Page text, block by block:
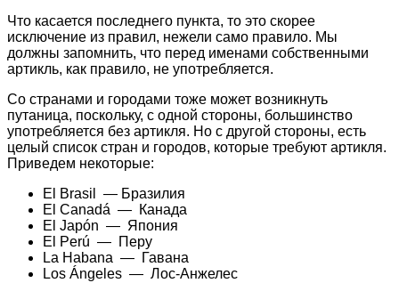
Что касается последнего пункта, то это скорее
исключение из правил, нежели само правило. Мы
должны запомнить, что перед именами собственными
артикль, как правило, не употребляется.
Со странами и городами тоже может возникнуть
путаница, поскольку, с одной стороны, большинство
употребляется без артикля. Но с другой стороны, есть
целый список стран и городов, которые требуют артикля.
Приведем некоторые:
El Brasil — Бразилия
El Canadá — Канада
El Japón — Япония
El Perú — Перу
La Habana — Гавана
Los Ángeles — Лос-Анжелес